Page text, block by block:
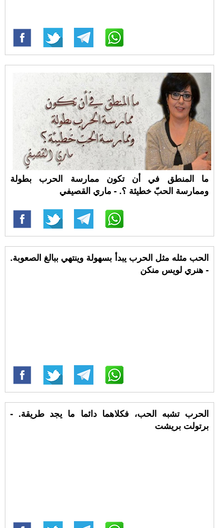
ما المنطق في أن تكون ممارسة الحرب بطولة
وممارسة الحبّ خطيئة ؟. - ماري القصيفي
الحب مثله مثل الحرب يبدأ بسهولة وينتهي ببالغ الصعوبة.
- هنري لويس منكن
الحرب تشبه الحب، فكلاهما دائما ما يجد طريقة. -
برتولت بريشت